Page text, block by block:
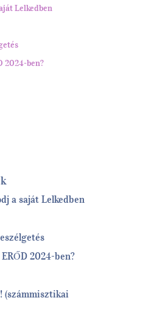
Lelkedben
2024-ben?
a saját Lelkedben
2024-ben?
(számmisztikai